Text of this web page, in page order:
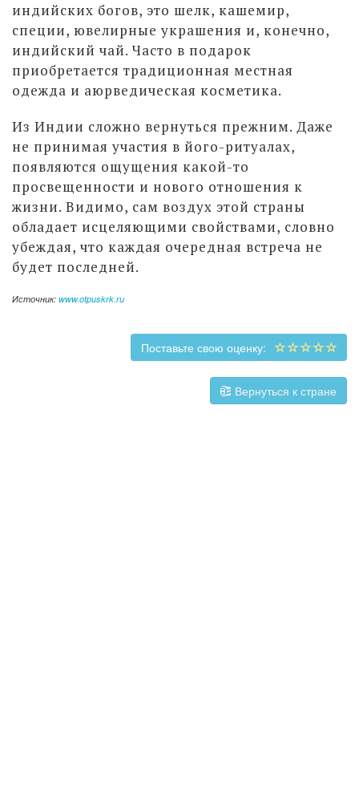
индийских богов, это шелк, кашемир,
специи, ювелирные украшения и, конечно,
индийский чай. Часто в подарок
приобретается традиционная местная
одежда и аюрведическая косметика.
Из Индии сложно вернуться прежним. Даже
не принимая участия в його-ритуалах,
появляются ощущения какой-то
просвещенности и нового отношения к
жизни. Видимо, сам воздух этой страны
обладает исцеляющими свойствами, словно
убеждая, что каждая очередная встреча не
будет последней.
Источник: www.otpuskrk.ru
Поставьте свою оценку:
Вернуться к стране